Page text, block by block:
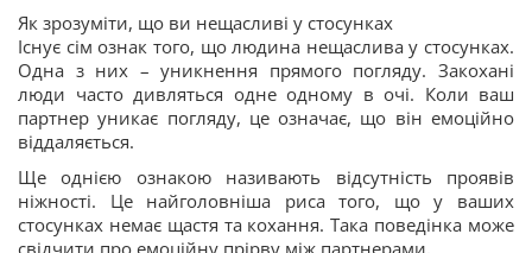
Як зрозуміти, що ви нещасливі у стосунках
Існує сім ознак того, що людина нещаслива у стосунках.
Одна з них – уникнення прямого погляду. Закохані
люди часто дивляться одне одному в очі. Коли ваш
партнер уникає погляду, це означає, що він емоційно
віддаляється.
Ще однією ознакою називають відсутність проявів
ніжності. Це найголовніша риса того, що у ваших
стосунках немає щастя та кохання. Така поведінка може
свідчити про емоційну прірву між партнерами.